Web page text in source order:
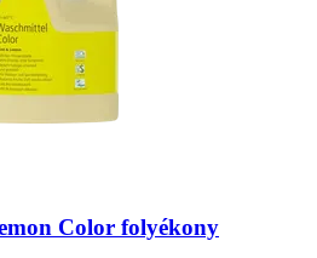
Color folyékony